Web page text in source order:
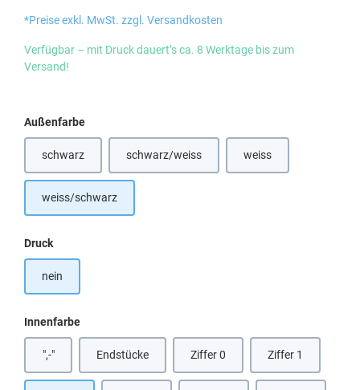
*Preise exkl. MwSt. zzgl. Versandkosten
Verfügbar – mit Druck dauert’s ca. 8 Werktage bis zum
Versand!
Außenfarbeauswählen
schwarz(Diese Option ist zurzeit nicht verfügbar.)
schwarz/weiss weiss(Diese Option ist
weiss/schwarz
Druckauswählen
nein
Innenfarbeauswählen
",-" Endstücke(Diese Option ist zurzeit nicht verfügbar.)
Ziffer 0 Ziffer 1